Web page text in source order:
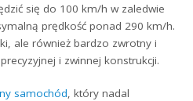
się do 100 km/h w zaledwie
prędkość ponad 290 km/h.
ale również bardzo zwrotny i
i zwinnej konstrukcji.
samochód, który nadal